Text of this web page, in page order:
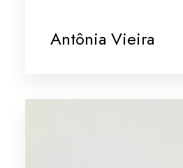
Antônia Vieira